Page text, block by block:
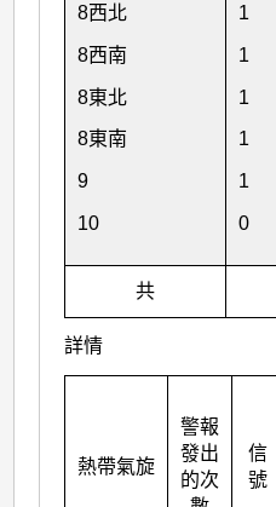
8西北
8西南
8東北
8東南
9
10
1
1
1
1
1
0
共
詳情
熱帶氣旋
警報
發出
的次
信
號